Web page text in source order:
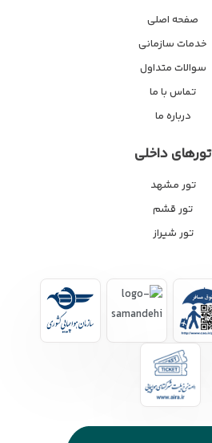
صفحه اصلی
خدمات سازمانی
سوالات متداول
تماس با ما
درباره ما
تورهای داخلی
تور مشهد
تور قشم
تور شیراز